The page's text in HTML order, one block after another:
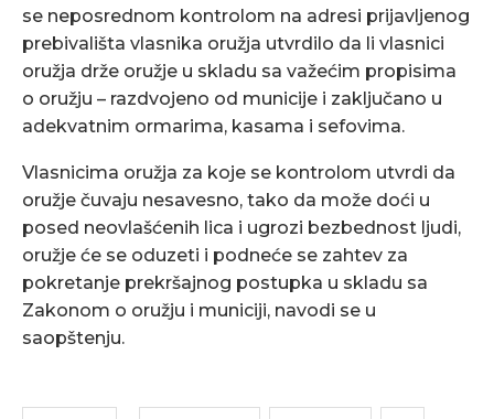
se neposrednom kontrolom na adresi prijavljenog
prebivališta vlasnika oružja utvrdilo da li vlasnici
oružja drže oružje u skladu sa važećim propisima
o oružju – razdvojeno od municije i zaključano u
adekvatnim ormarima, kasama i sefovima.
Vlasnicima oružja za koje se kontrolom utvrdi da
oružje čuvaju nesavesno, tako da može doći u
posed neovlašćenih lica i ugrozi bezbednost ljudi,
oružje će se oduzeti i podneće se zahtev za
pokretanje prekršajnog postupka u skladu sa
Zakonom o oružju i municiji, navodi se u
saopštenju.